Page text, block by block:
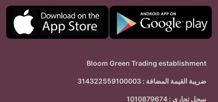
Bloom Green Trading establishment
ضريبة القيمة المضافة : 314322559100003
سجل تجاري : 1010879674